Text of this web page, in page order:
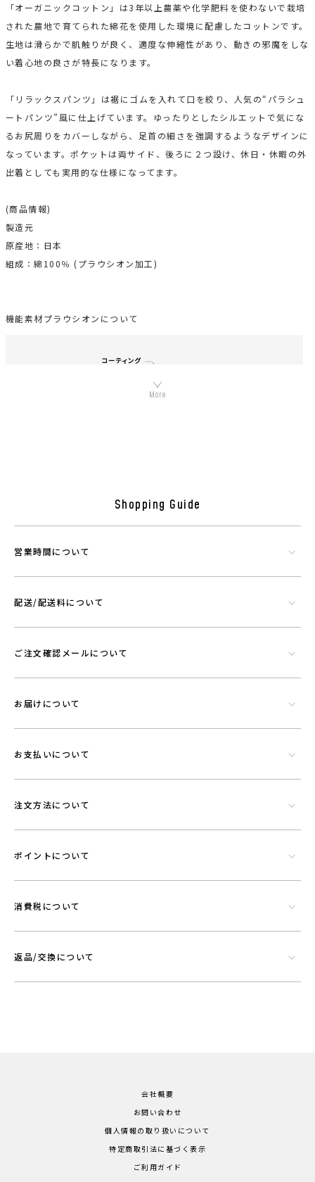
「オーガニックコットン」は3年以上農薬や化学肥料を使わないで栽培
された農地で育てられた綿花を使用した環境に配慮したコットンです。
生地は滑らかで肌触りが良く、適度な伸縮性があり、動きの邪魔をしな
い着心地の良さが特長になります。
「リラックスパンツ」は裾にゴムを入れて口を絞り、人気の“パラシュ
ートパンツ”風に仕上げています。ゆったりとしたシルエットで気にな
るお尻周りをカバーしながら、足首の細さを強調するようなデザインに
なっています。ポケットは両サイド、後ろに２つ設け、休日・休暇の外
出着としても実用的な仕様になってます。
(商品情報)
製造元
原産地：日本
組成：綿100％ (プラウシオン加工)
機能素材プラウシオンについて
シリカやトルマリンなど数種類の天然鉱石でできたミネラル混合体で
す。功績を微細に粉砕したものを染色工程で繊維にコーティングさせウ
Shopping Guide
営業時間について
配送/配送料について
ご注文確認メールについて
お届けについて
お支払いについて
注文方法について
ポイントについて
消費税について
返品/交換について
会社概要
お問い合わせ
個人情報の取り扱いについて
特定商取引法に基づく表示
ご利用ガイド